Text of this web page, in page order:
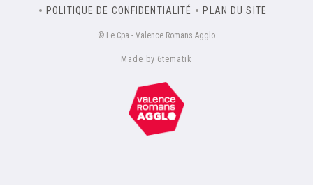
POLITIQUE DE CONFIDENTIALITÉ
PLAN DU SITE
© Le Cpa - Valence Romans Agglo
Made by 6tematik